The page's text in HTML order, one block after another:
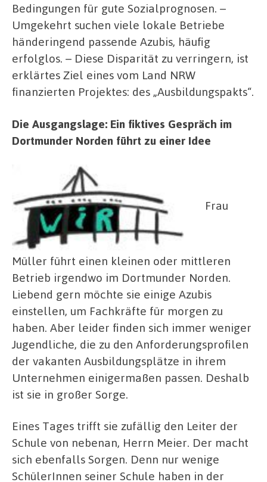
Bedingungen für gute Sozialprognosen. –
Umgekehrt suchen viele lokale Betriebe
händeringend passende Azubis, häufig
erfolglos. – Diese Disparität zu verringern, ist
erklärtes Ziel eines vom Land NRW
finanzierten Projektes: des „Ausbildungspakts“.
Die Ausgangslage: Ein fiktives Gespräch im
Dortmunder Norden führt zu einer Idee
Frau
Müller führt einen kleinen oder mittleren
Betrieb irgendwo im Dortmunder Norden.
Liebend gern möchte sie einige Azubis
einstellen, um Fachkräfte für morgen zu
haben. Aber leider finden sich immer weniger
Jugendliche, die zu den Anforderungsprofilen
der vakanten Ausbildungsplätze in ihrem
Unternehmen einigermaßen passen. Deshalb
ist sie in großer Sorge.
Eines Tages trifft sie zufällig den Leiter der
Schule von nebenan, Herrn Meier. Der macht
sich ebenfalls Sorgen. Denn nur wenige
SchülerInnen seiner Schule haben in der